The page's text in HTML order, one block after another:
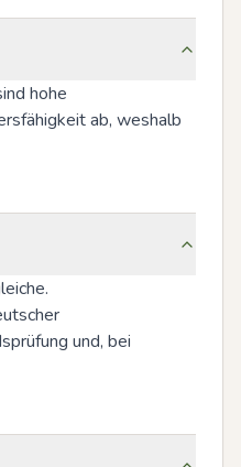
hohe
ab, weshalb
und, bei